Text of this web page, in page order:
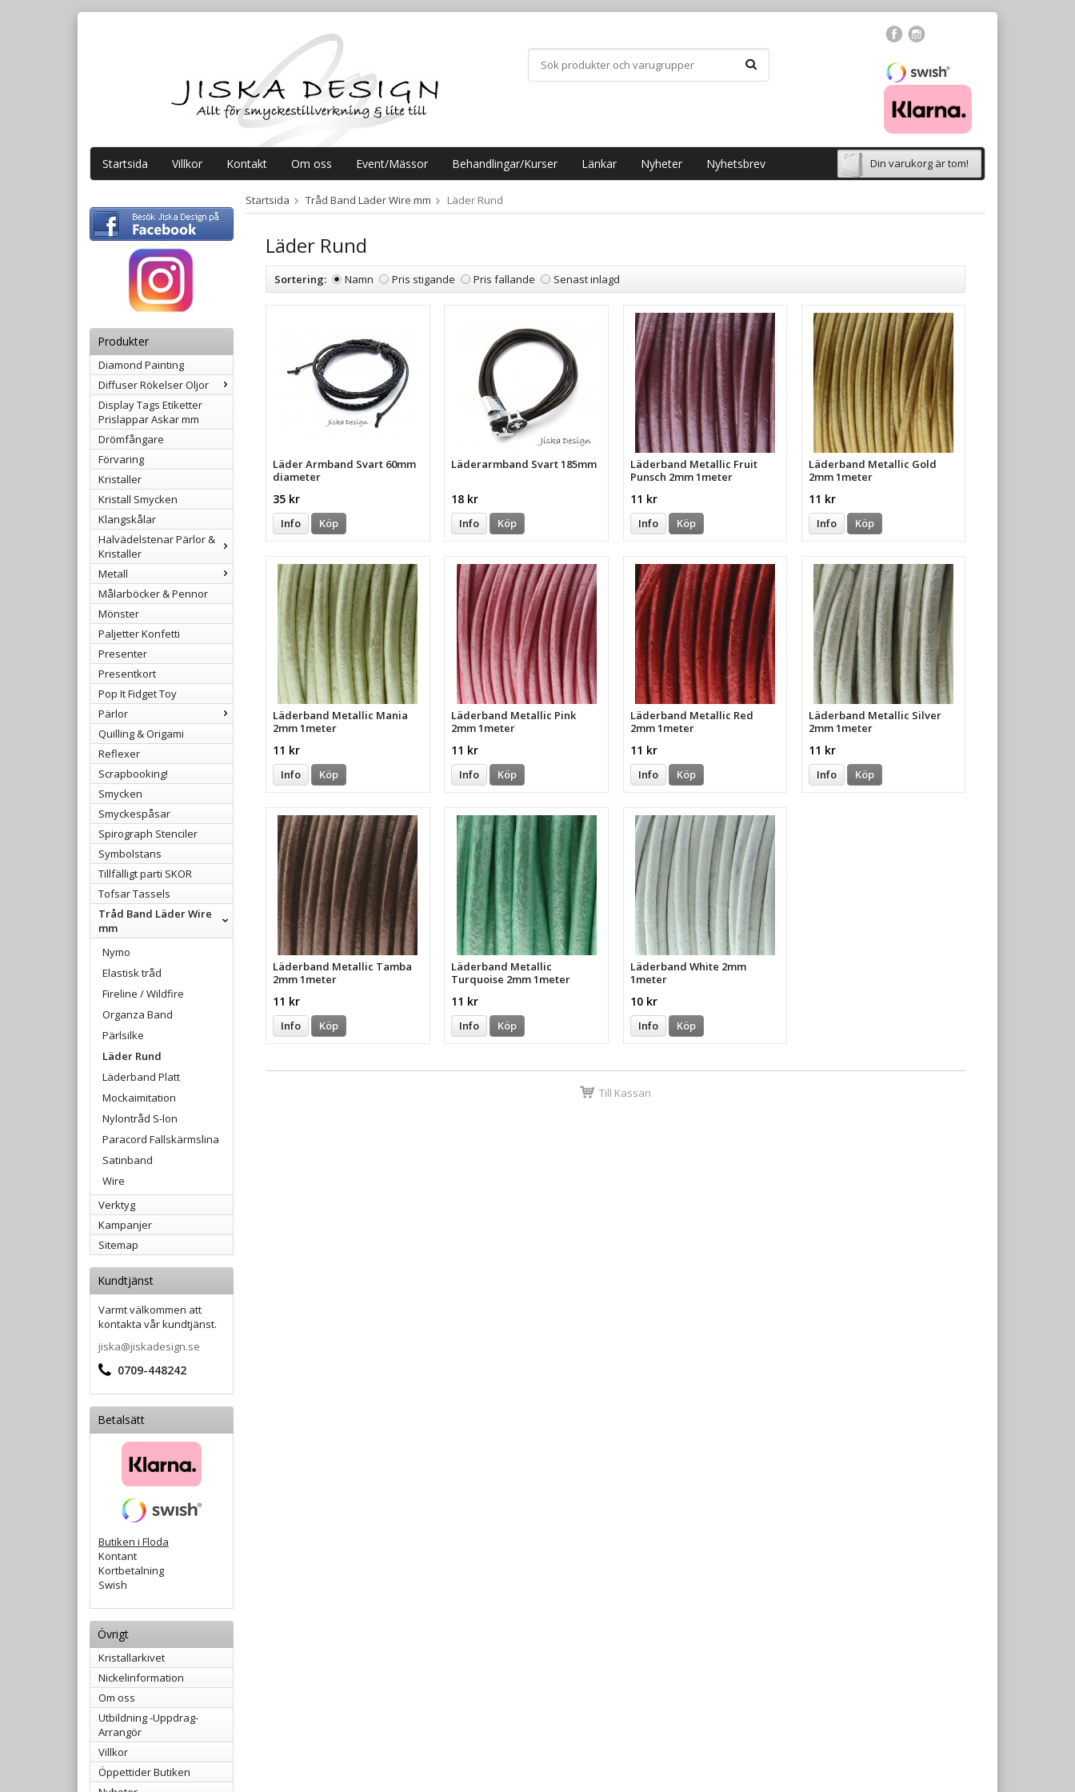
Startsida Villkor Kontakt Om oss Event/Mässor Behandlingar/Kurser Länkar Nyheter Nyhetsbrev Din varukorg är tom!
Produkter
Diamond Painting
Diffuser Rökelser Oljor
Display Tags Etiketter
Prislappar Askar mm
Drömfångare
Förvaring
Kristaller
Kristall Smycken
Klangskålar
Halvädelstenar Pärlor &
Kristaller
Metall
Målarböcker & Pennor
Mönster
Paljetter Konfetti
Presenter
Presentkort
Pop It Fidget Toy
Pärlor
Quilling & Origami
Reflexer
Scrapbooking!
Smycken
Smyckespåsar
Spirograph Stenciler
Symbolstans
Tillfälligt parti SKOR
Tofsar Tassels
Tråd Band Läder Wire
mm
Nymo
Elastisk tråd
Fireline / Wildfire
Organza Band
Pärlsilke
Läder Rund
Läderband Platt
Mockaimitation
Nylontråd S-lon
Paracord Fallskärmslina
Satinband
Wire
Verktyg
Kampanjer
Sitemap
Kundtjänst
Varmt välkommen att
kontakta vår kundtjänst.
jiska@jiskadesign.se
0709-448242
Betalsätt
Butiken i Floda
Kontant
Kortbetalning
Swish
Övrigt
Kristallarkivet
Nickelinformation
Om oss
Utbildning -Uppdrag-
Arrangör
Villkor
Öppettider Butiken
Startsida Tråd Band Läder Wire mm Läder Rund
Läder Rund
Sortering: Namn Pris stigande Pris fallande Senast inlagd
Läder Armband Svart 60mm
diameter
35 kr
Info Köp
Läderarmband Svart 185mm
18 kr
Info Köp
Läderband Metallic Fruit
Punsch 2mm 1meter
11 kr
Info Köp
Läderband Metallic Gold
2mm 1meter
11 kr
Info Köp
Läderband Metallic Mania
2mm 1meter
11 kr
Info Köp
Läderband Metallic Pink
2mm 1meter
11 kr
Info Köp
Läderband Metallic Red
2mm 1meter
11 kr
Info Köp
Läderband Metallic Silver
2mm 1meter
11 kr
Info Köp
Läderband Metallic Tamba
2mm 1meter
11 kr
Info Köp
Läderband Metallic
Turquoise 2mm 1meter
11 kr
Info Köp
Läderband White 2mm
1meter
10 kr
Info Köp
Till Kassan